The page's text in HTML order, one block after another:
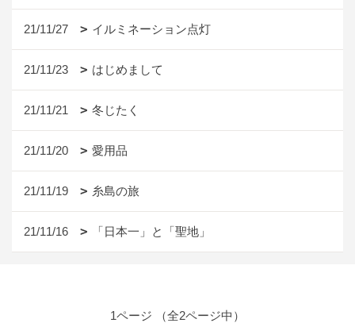
21/11/27 イルミネーション点灯
21/11/23 はじめまして
21/11/21 冬じたく
21/11/20 愛用品
21/11/19 糸島の旅
21/11/16 「日本一」と「聖地」
1ページ （全2ページ中）